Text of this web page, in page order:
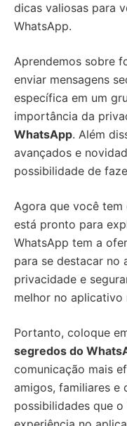
dicas valiosas para
WhatsApp.
Aprendemos sobre
enviar mensagens
específica em um
importância da
WhatsApp. Além
avançados e
possibilidade de
Agora que você tem
está pronto para
WhatsApp tem a
para se destacar no
privacidade e
melhor no
Portanto, coloque
segredos do
comunicação mais
amigos, familiares e
possibilidades que